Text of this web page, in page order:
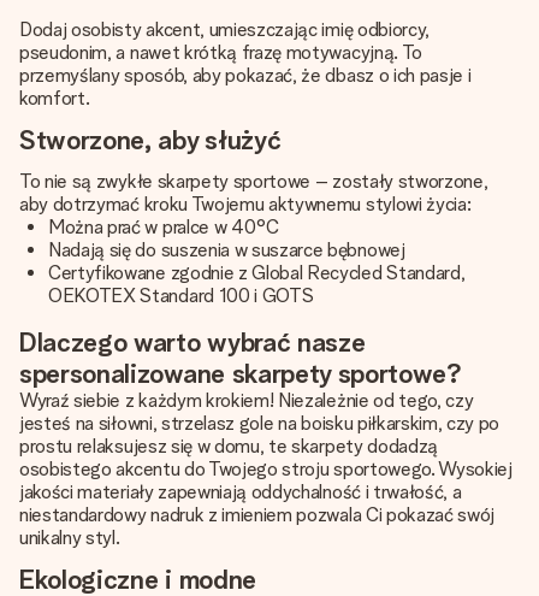
Dodaj osobisty akcent, umieszczając imię odbiorcy,
pseudonim, a nawet krótką frazę motywacyjną. To
przemyślany sposób, aby pokazać, że dbasz o ich pasje i
komfort.
Stworzone, aby służyć
To nie są zwykłe skarpety sportowe – zostały stworzone,
aby dotrzymać kroku Twojemu aktywnemu stylowi życia:
Można prać w pralce w 40°C
Nadają się do suszenia w suszarce bębnowej
Certyfikowane zgodnie z Global Recycled Standard,
OEKOTEX Standard 100 i GOTS
Dlaczego warto wybrać nasze
spersonalizowane skarpety sportowe?
Wyraź siebie z każdym krokiem! Niezależnie od tego, czy
jesteś na siłowni, strzelasz gole na boisku piłkarskim, czy po
prostu relaksujesz się w domu, te skarpety dodadzą
osobistego akcentu do Twojego stroju sportowego. Wysokiej
jakości materiały zapewniają oddychalność i trwałość, a
niestandardowy nadruk z imieniem pozwala Ci pokazać swój
unikalny styl.
Ekologiczne i modne